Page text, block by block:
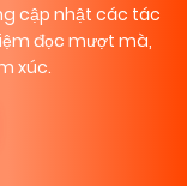
cập nhật các tác
đọc mượt mà,
xúc.